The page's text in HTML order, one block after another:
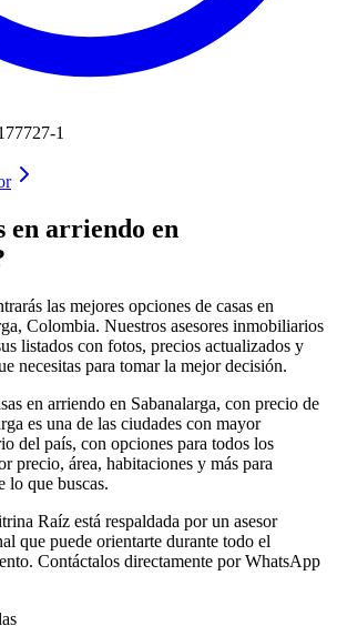
1
en arriendo en
las mejores opciones de casas en
Colombia. Nuestros asesores inmobiliarios
listados con fotos, precios actualizados y
necesitas para tomar la mejor decisión.
en arriendo en Sabanalarga, con precio de
es una de las ciudades con mayor
del país, con opciones para todos los
precio, área, habitaciones y más para
lo que buscas.
Raíz está respaldada por un asesor
que puede orientarte durante todo el
Contáctalos directamente por WhatsApp